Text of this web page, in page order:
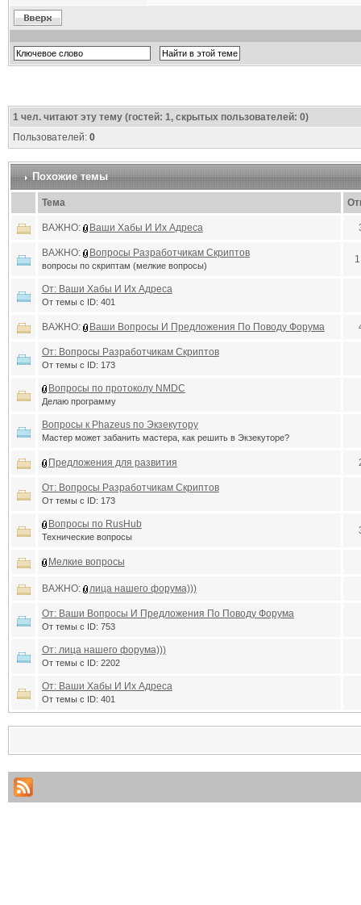
1чел. читают эту тему (гостей: 1, скрытых пользователей: 0)
Пользователей: 0
Похожие темы
Тема
ВАЖНО: Ваши Хабы И Их Адреса
ВАЖНО: Вопросы Разработчикам Скриптов
вопросы по скриптам (мелкие вопросы)
От: Ваши Хабы И Их Адреса
От темы с ID: 401
ВАЖНО: Ваши Вопросы И Предложения По Поводу Форума
От: Вопросы Разработчикам Скриптов
От темы с ID: 173
Вопросы по протоколу NMDC
Делаю программу
Вопросы к Phazeus по Экзекутору
Мастер может забанить мастера, как решить в Экзекуторе?
Предложения для развития
От: Вопросы Разработчикам Скриптов
От темы с ID: 173
Вопросы по RusHub
Технические вопросы
Мелкие вопросы
ВАЖНО: лица нашего форума)))
От: Ваши Вопросы И Предложения По Поводу Форума
От темы с ID: 753
От: лица нашего форума)))
От темы с ID: 2202
От: Ваши Хабы И Их Адреса
От темы с ID: 401